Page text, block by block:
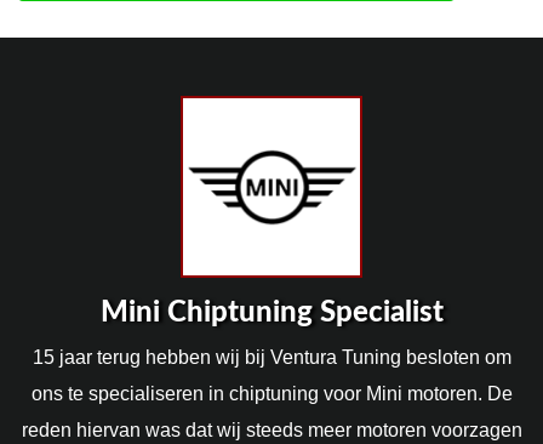
Mini Chiptuning Specialist
15 jaar terug hebben wij bij Ventura Tuning besloten om
ons te specialiseren in chiptuning voor Mini motoren. De
reden hiervan was dat wij steeds meer motoren voorzagen